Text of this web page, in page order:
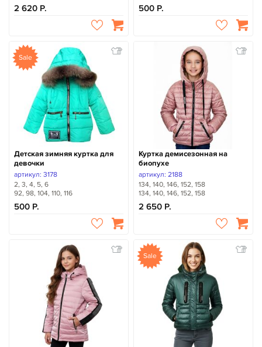
2 620 500
Sale
Детская зимняя куртка для
девочки
артикул: 3178
2, 3, 4, 5, 6
92, 98, 104, 110, 116
500
Куртка демисезонная на
биопухе
артикул: 2188
134, 140, 146, 152, 158
134, 140, 146, 152, 158
2 650
Sale